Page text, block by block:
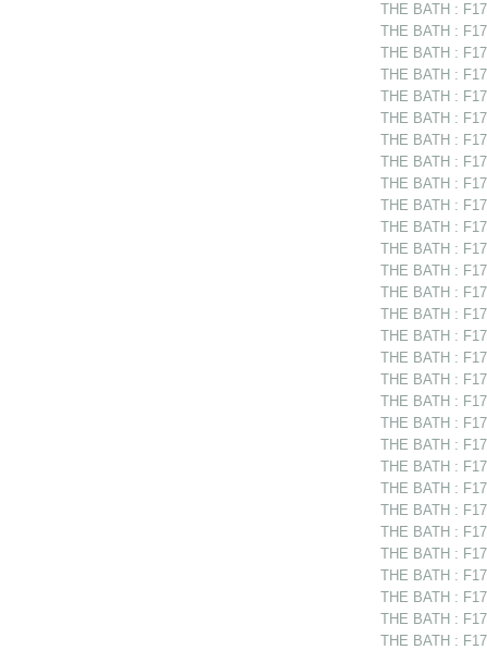
THE BATH :
THE BATH :
THE BATH :
THE BATH :
THE BATH :
THE BATH :
THE BATH :
THE BATH :
THE BATH :
THE BATH :
THE BATH :
THE BATH :
THE BATH :
THE BATH :
THE BATH :
THE BATH :
THE BATH :
THE BATH :
THE BATH :
THE BATH :
THE BATH :
THE BATH :
THE BATH :
THE BATH :
THE BATH :
THE BATH :
THE BATH :
THE BATH :
THE BATH :
THE BATH :